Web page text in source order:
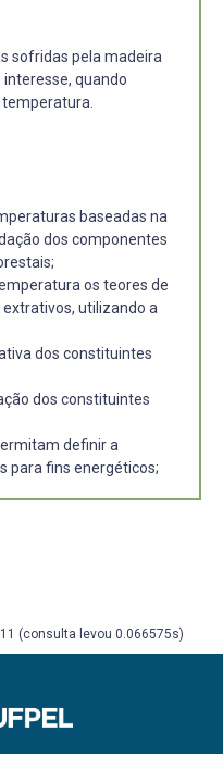
sofridas pela madeira
quando
baseadas na
dos componentes
os teores de
utilizando a
dos constituintes
dos constituintes
definir a
para fins energéticos;
(consulta levou 0.066575s)